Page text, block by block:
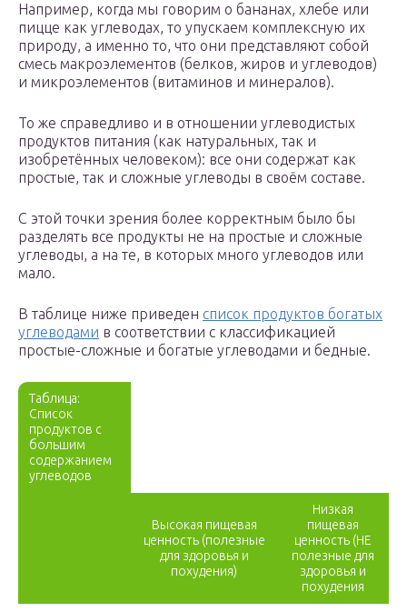
Например, когда мы говорим о бананах, хлебе или
пицце как углеводах, то упускаем комплексную их
природу, а именно то, что они представляют собой
смесь макроэлементов (белков, жиров и углеводов)
и микроэлементов (витаминов и минералов).
То же справедливо и в отношении углеводистых
продуктов питания (как натуральных, так и
изобретённых человеком): все они содержат как
простые, так и сложные углеводы в своём составе.
С этой точки зрения более корректным было бы
разделять все продукты не на простые и сложные
углеводы, а на те, в которых много углеводов или
мало.
В таблице ниже приведен список продуктов богатых
углеводами в соответствии с классификацией
простые-сложные и богатые углеводами и бедные.
Таблица:
Список
продуктов с
большим
содержанием
углеводов
Высокая пищевая
ценность (полезные
для здоровья и
похудения)
Низкая
пищевая
ценность (НЕ
полезные для
здоровья и
похудения